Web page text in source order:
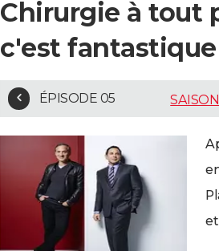
Chirurgie à tout
c'est fantastique
ÉPISODE 05
et